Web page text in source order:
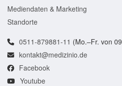
Mediendaten & Marketing
Standorte
0511-879881-11 (Mo.–Fr. von
kontakt@medizinio.de
Facebook
Youtube